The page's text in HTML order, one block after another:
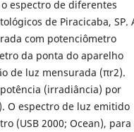
espectro de diferentes
de Piracicaba, SP.
com potenciômetro
da ponta do aparelho
de luz mensurada (πr2).
(irradiância) por
O espectro de luz emitido
(USB 2000; Ocean), para